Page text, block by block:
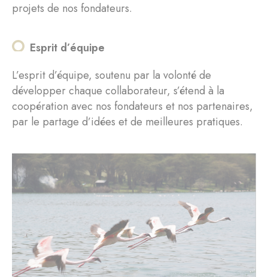
projets de nos fondateurs.
Esprit d’équipe
L’esprit d’équipe, soutenu par la volonté de
développer chaque collaborateur, s’étend à la
coopération avec nos fondateurs et nos partenaires,
par le partage d’idées et de meilleures pratiques.